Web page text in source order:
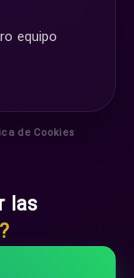
equipo
de Cookies
las